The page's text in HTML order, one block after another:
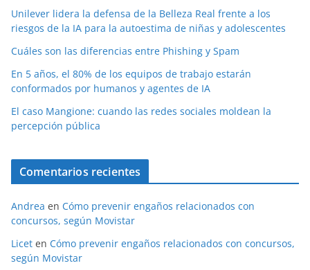
Unilever lidera la defensa de la Belleza Real frente a los
riesgos de la IA para la autoestima de niñas y adolescentes
Cuáles son las diferencias entre Phishing y Spam
En 5 años, el 80% de los equipos de trabajo estarán
conformados por humanos y agentes de IA
El caso Mangione: cuando las redes sociales moldean la
percepción pública
Comentarios recientes
Andrea en Cómo prevenir engaños relacionados con
concursos, según Movistar
Licet en Cómo prevenir engaños relacionados con concursos,
según Movistar